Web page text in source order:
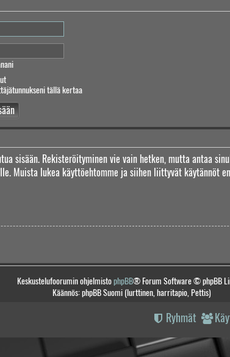
tällä kertaa
sisään. Rekisteröityminen vie vain hetken, mutta antaa
Muista lukea käyttöehtomme ja siihen liittyvät käytännöt
Keskustelufoorumin ohjelmistophpBB® Forum Software © phpBB
Käännös: phpBB Suomi (lurttinen, harritapio, Pettis)
Ryhmät